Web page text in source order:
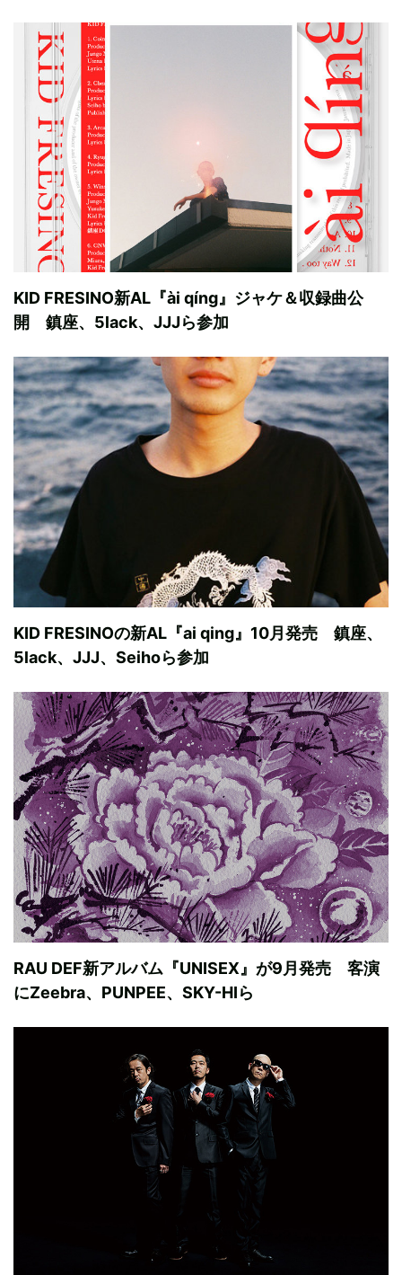
KID FRESINO新AL『ài qíng』ジャケ＆収録曲公
開 鎮座、5lack、JJJら参加
KID FRESINOの新AL『ai qing』10月発売 鎮座、
5lack、JJJ、Seihoら参加
RAU DEF新アルバム『UNISEX』が9月発売 客演
にZeebra、PUNPEE、SKY-HIら